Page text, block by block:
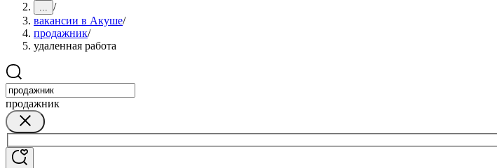
... /
вакансии в Акуше/
продажник/
удаленная работа
продажник